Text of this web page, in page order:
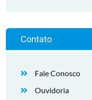
Contato
Fale Conosco
Ouvidoria